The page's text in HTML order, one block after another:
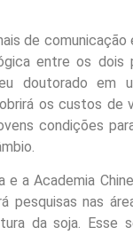
de
entre os dois
doutorado
os custos de
condições
e a Academia
pesquisas nas
da soja. Esse